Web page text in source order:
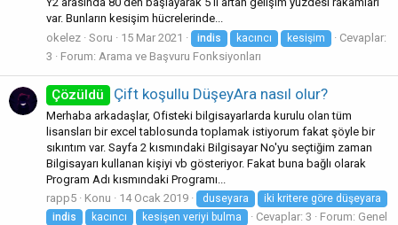
var. Bunların kesişim hücrelerinde...
okelez Soru 15 Mar 2021 indis kacıncı kesişim
Cevaplar:
3
Forum: Arama ve Başvuru Fonksiyonları
Çözüldü Çift koşullu DüşeyAra nasıl olur?
Merhaba arkadaşlar, Ofisteki bilgisayarlarda kurulu olan tüm
lisansları bir excel tablosunda toplamak istiyorum fakat şöyle bir
sıkıntım var. Sayfa 2 kısmındaki Bilgisayar No'yu seçtiğim zaman
Bilgisayarı kullanan kişiyi vb gösteriyor. Fakat buna bağlı olarak
Program Adı kısmındaki Programı...
rapp5
Konu 14 Ocak 2019 duseyara
iki kritere göre düşeyara
indis
kacıncı kesişen veriyi bulma Cevaplar: 3 Forum: Genel